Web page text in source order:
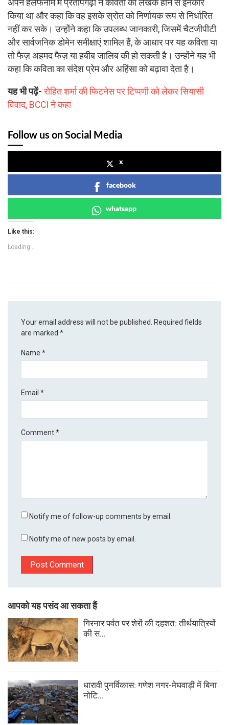
अपने हलफनामे में प्रतापगढ़ी ने कविता का लेखक होने से इनकार
किया था और कहा कि वह इसके स्रोत को निर्णायक रूप से निर्धारित
नहीं कर सके। उन्होंने कहा कि उपलब्ध जानकारी, जिसमें चैटजीपीटी
और सार्वजनिक डोमेन समीक्षाएं शामिल हैं, के आधार पर यह कविता या
तो फैज़ अहमद फैज़ या हबीब जालिब की हो सकती है। उन्होंने यह भी
कहा कि कविता का संदेश प्रेम और अहिंसा को बढ़ावा देता है।
यह भी पढ़ें- रोहित शर्मा की फिटनेस पर टिप्पणी को लेकर सियासी
विवाद, BCCI ने कहा
Follow us on Social Media
x
facebook
whatsapp
Like this:
Loading...
Your email address will not be published.
Required fields
are marked*
Name*
Email*
Comment*
Notify me of follow-up comments by email.
Notify me of new posts by email.
आपको यह पसंद आ सकता हैं
गिरनार पर्वत पर शेरों की दहशत: तीर्थयात्रियों
की स...
धारावी पुनर्विकास: गणेश नगर-मेघवाड़ी में बिना
नोटि...